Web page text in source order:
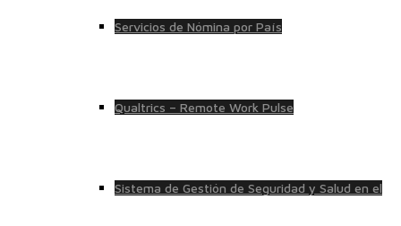
Servicios de Nómina por País
Qualtrics – Remote Work Pulse
Sistema de Gestión de Seguridad y Salud en el